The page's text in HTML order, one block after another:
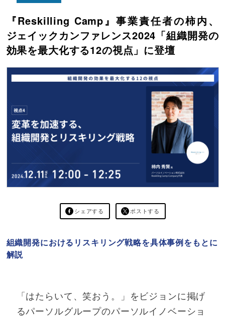
『Reskilling Camp』事業責任者の柿内、
ジェイックカンファレンス2024「組織開発の
効果を最大化する12の視点」に登壇
シェアする ポストする
組織開発におけるリスキリング戦略を具体事例をもとに
解説
「はたらいて、笑おう。」をビジョンに掲げ
るパーソルグループのパーソルイノベーショ